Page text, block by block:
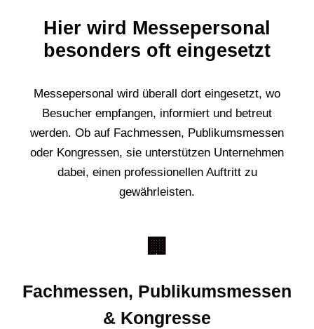
Hier wird Messepersonal
besonders oft eingesetzt
Messepersonal wird überall dort eingesetzt, wo
Besucher empfangen, informiert und betreut
werden. Ob auf Fachmessen, Publikumsmessen
oder Kongressen, sie unterstützen Unternehmen
dabei, einen professionellen Auftritt zu
gewährleisten.
🏢
Fachmessen, Publikumsmessen
& Kongresse